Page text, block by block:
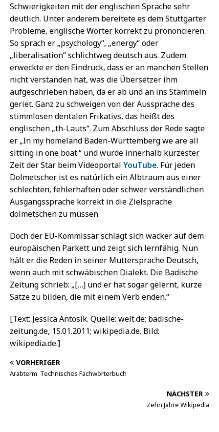
Schwierigkeiten mit der englischen Sprache sehr
deutlich. Unter anderem bereitete es dem Stuttgarter
Probleme, englische Wörter korrekt zu prononcieren.
So sprach er „psychology“, „energy“ oder
„liberalisation“ schlichtweg deutsch aus. Zudem
erweckte er den Eindruck, dass er an manchen Stellen
nicht verstanden hat, was die Übersetzer ihm
aufgeschrieben haben, da er ab und an ins Stammeln
geriet. Ganz zu schweigen von der Aussprache des
stimmlosen dentalen Frikativs, das heißt des
englischen „th-Lauts“. Zum Abschluss der Rede sagte
er „In my homeland Baden-Württemberg we are all
sitting in one boat.“ und wurde innerhalb kürzester
Zeit der Star beim Videoportal YouTube. Für jeden
Dolmetscher ist es natürlich ein Albtraum aus einer
schlechten, fehlerhaften oder schwer verständlichen
Ausgangssprache korrekt in die Zielsprache
dolmetschen zu müssen.
Doch der EU-Kommissar schlägt sich wacker auf dem
europäischen Parkett und zeigt sich lernfähig. Nun
hält er die Reden in seiner Muttersprache Deutsch,
wenn auch mit schwäbischen Dialekt. Die Badische
Zeitung schrieb: „[…] und er hat sogar gelernt, kurze
Sätze zu bilden, die mit einem Verb enden.“
[Text: Jessica Antosik. Quelle: welt.de; badische-
zeitung.de, 15.01.2011; wikipedia.de. Bild:
wikipedia.de.]
VORHERIGER
Arabterm  Technisches Fachwörterbuch
NÄCHSTER
Zehn Jahre Wikipedia